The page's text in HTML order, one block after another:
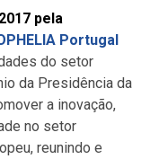
pela
Portugal
do setor
da Presidência da
a inovação,
no setor
reunindo e